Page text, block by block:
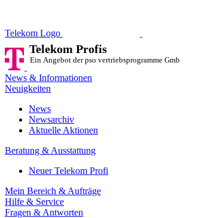
Telekom Logo
Telekom Profis
Ein Angebot der pso vertriebsprogramme GmbH
News & Informationen
Neuigkeiten
News
Newsarchiv
Aktuelle Aktionen
Beratung & Ausstattung
Neuer Telekom Profi
Mein Bereich & Aufträge
Hilfe & Service
Fragen & Antworten